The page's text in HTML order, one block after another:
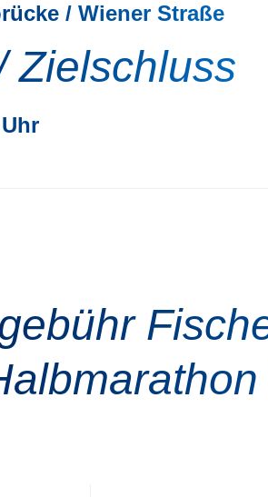
/ Wiener Straße
Zielschluss